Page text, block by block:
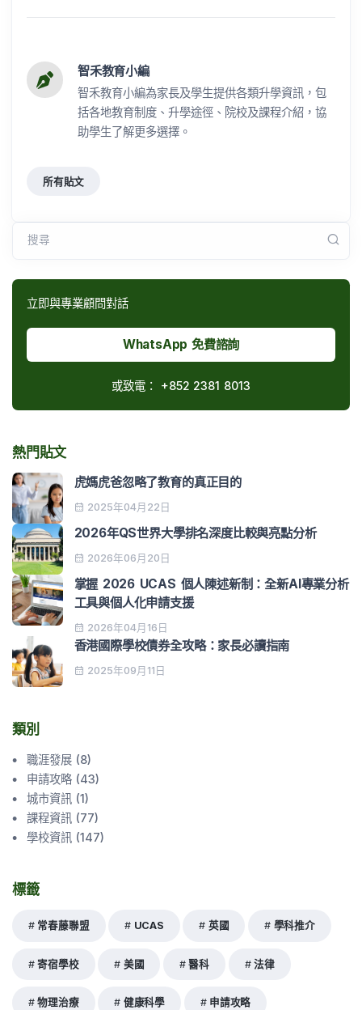
智禾教育小編
智禾教育小編為家長及學生提供各類升學資訊，包
括各地教育制度、升學途徑、院校及課程介紹，協
助學生了解更多選擇。
所有貼文
搜尋
立即與專業顧問對話
WhatsApp 免費諮詢
或致電： +852 2381 8013
熱門貼文
虎媽虎爸忽略了教育的真正目的
2025年04月22日
2026年QS世界大學排名深度比較與亮點分析
2026年06月20日
掌握 2026 UCAS 個人陳述新制：全新AI專業分析
工具與個人化申請支援
2026年04月16日
香港國際學校債券全攻略：家長必讀指南
2025年09月11日
類別
職涯發展 (8)
申請攻略 (43)
城市資訊 (1)
課程資訊 (77)
學校資訊 (147)
標籤
常春藤聯盟 UCAS 英國 學科推介
寄宿學校 美國 醫科 法律
物理治療 健康科學 申請攻略